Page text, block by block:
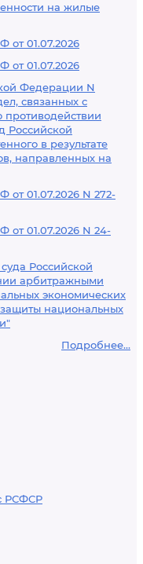
на жилые
от 01.07.2026
от 01.07.2026
Федерации N
связанных с
противодействии
Российской
в результате
направленных на
01.07.2026 N 272-
от 01.07.2026 N 24-
Российской
арбитражными
экономических
национальных
Подробнее...
РСФСР